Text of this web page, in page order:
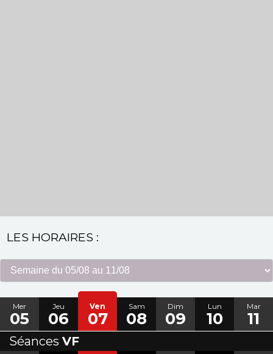
LES HORAIRES :
Mer
05
Jeu
06
Ven
07
Sam
08
Dim
09
Lun
10
Mar
11
Séances VF